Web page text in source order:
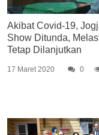
Akibat Covid-19,
Show Ditunda,
Tetap Dilanjutkan
17 Maret 2020 0